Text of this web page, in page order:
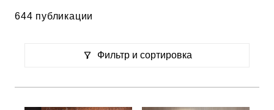
Фильтр и сортировка
644 публикации